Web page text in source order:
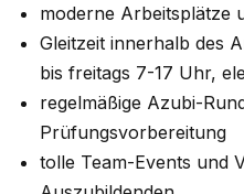
moderne Arbeitsplätze
Gleitzeit innerhalb des
bis freitags 7-17 Uhr,
regelmäßige Azubi-
Prüfungsvorbereitung
tolle Team-Events und